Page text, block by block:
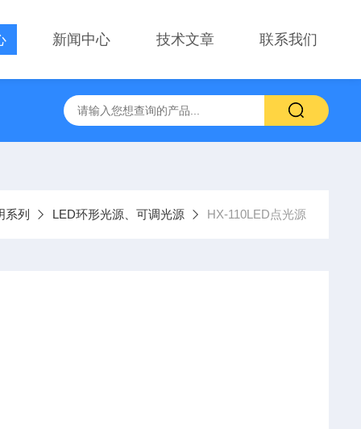
新闻中心 技术文章 联系我们
微镜物镜 PT-GD402电动升降台、位移台 电动滑台升降桌
系列 LED环形光源、可调光源 HX-110LED点光源